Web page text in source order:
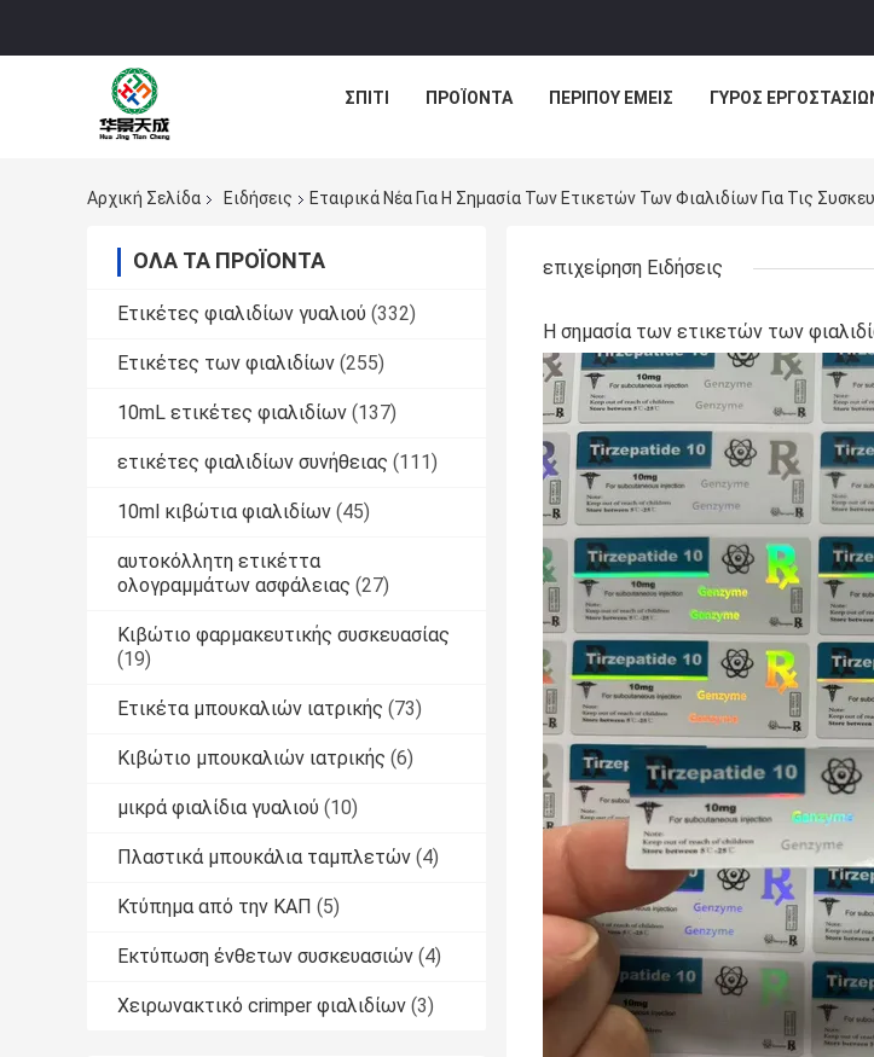
ΣΠΊΤΙ ΠΡΟΪΌΝΤΑ ΠΕΡΊΠΟΥ ΕΜΕΊΣ ΓΎΡΟΣ
Αρχική Σελίδα Ειδήσεις Εταιρικά Νέα Για Η Σημασία Των Ετικετών Των Φιαλιδίων Για Τις
ΌΛΑ ΤΑ ΠΡΟΪΌΝΤΑ
Ετικέτες φιαλιδίων γυαλιού (332)
Ετικέτες των φιαλιδίων (255)
10mL ετικέτες φιαλιδίων (137)
ετικέτες φιαλιδίων συνήθειας (111)
10ml κιβώτια φιαλιδίων (45)
αυτοκόλλητη ετικέττα
ολογραμμάτων ασφάλειας (27)
Κιβώτιο φαρμακευτικής συσκευασίας
(19)
Ετικέτα μπουκαλιών ιατρικής (73)
Κιβώτιο μπουκαλιών ιατρικής (6)
μικρά φιαλίδια γυαλιού (10)
Πλαστικά μπουκάλια ταμπλετών (4)
Κτύπημα από την ΚΑΠ (5)
Εκτύπωση ένθετων συσκευασιών (4)
Χειρωνακτικό crimper φιαλιδίων (3)
επιχείρηση Ειδήσεις
Η σημασία των ετικετών των